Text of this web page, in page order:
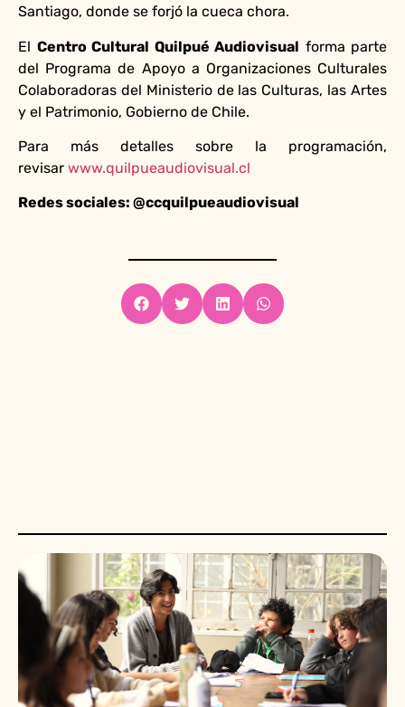
Santiago, donde se forjó la cueca chora.
El Centro Cultural Quilpué Audiovisual forma parte
del Programa de Apoyo a Organizaciones Culturales
Colaboradoras del Ministerio de las Culturas, las Artes
y el Patrimonio, Gobierno de Chile.
Para más detalles sobre la programación,
revisar www.quilpueaudiovisual.cl
Redes sociales: @ccquilpueaudiovisual